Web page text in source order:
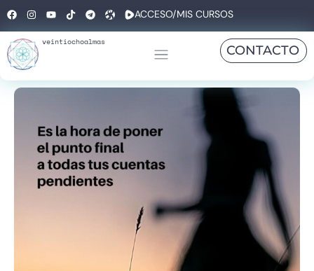
ACCESO/MIS CURSOS
veintiochoalmas
CONTACTO